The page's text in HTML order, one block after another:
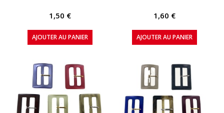
1,50 €
AJOUTER AU PANIER
1,60 €
AJOUTER AU PANIER